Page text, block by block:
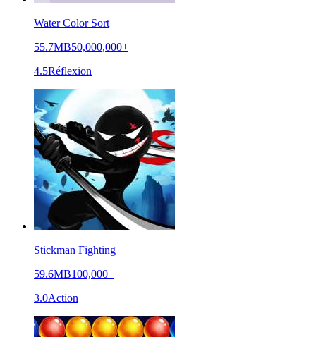
Water Color Sort
55.7MB50,000,000+
4.5Réflexion
Stickman Fighting
59.6MB100,000+
3.0Action